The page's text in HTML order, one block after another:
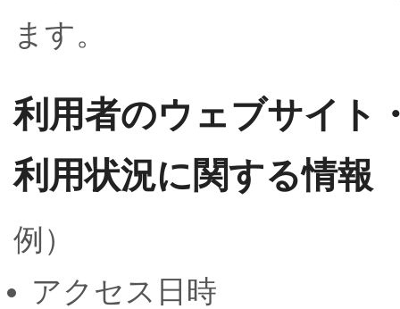
ます。
利用者のウェブサイト
利用状況に関する情報
例）
アクセス日時